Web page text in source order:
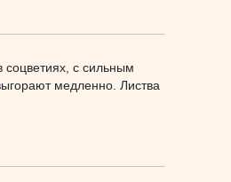
соцветиях, с сильным
медленно. Листва